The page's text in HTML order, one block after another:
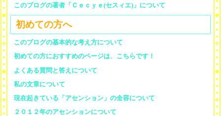
このブログの著者「Ｃｅｃｙｅ(セスィエ)」について
初めての方へ
このブログの基本的な考え方について
初めての方におすすめのページは、こちらです！
よくある質問と答えについて
私の文章について
現在起きている「アセンション」の全容について
２０１２年のアセンションについて